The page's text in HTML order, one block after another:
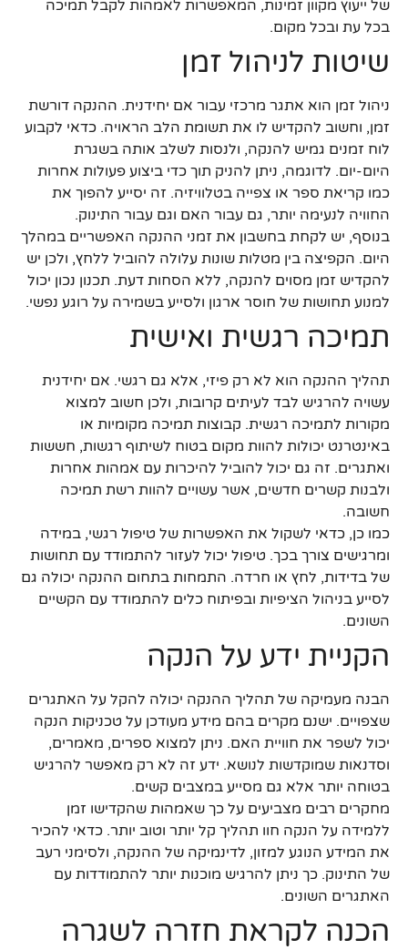
של ייעוץ מקוון זמינות, המאפשרות לאמהות לקבל תמיכה
בכל עת ובכל מקום.
שיטות לניהול זמן
ניהול זמן הוא אתגר מרכזי עבור אם יחידנית. ההנקה דורשת
זמן, וחשוב להקדיש לו את תשומת הלב הראויה. כדאי לקבוע
לוח זמנים גמיש להנקה, ולנסות לשלב אותה בשגרת
היום-יום. לדוגמה, ניתן להניק תוך כדי ביצוע פעולות אחרות
כמו קריאת ספר או צפייה בטלוויזיה. זה יסייע להפוך את
החוויה לנעימה יותר, גם עבור האם וגם עבור התינוק.
בנוסף, יש לקחת בחשבון את זמני ההנקה האפשריים במהלך
היום. הקפיצה בין מטלות שונות עלולה להוביל ללחץ, ולכן יש
להקדיש זמן מסוים להנקה, ללא הסחות דעת. תכנון נכון יכול
למנוע תחושות של חוסר ארגון ולסייע בשמירה על רוגע נפשי.
תמיכה רגשית ואישית
תהליך ההנקה הוא לא רק פיזי, אלא גם רגשי. אם יחידנית
עשויה להרגיש לבד לעיתים קרובות, ולכן חשוב למצוא
מקורות לתמיכה רגשית. קבוצות תמיכה מקומיות או
באינטרנט יכולות להוות מקום בטוח לשיתוף רגשות, חששות
ואתגרים. זה גם יכול להוביל להיכרות עם אמהות אחרות
ולבנות קשרים חדשים, אשר עשויים להוות רשת תמיכה
חשובה.
כמו כן, כדאי לשקול את האפשרות של טיפול רגשי, במידה
ומרגישים צורך בכך. טיפול יכול לעזור להתמודד עם תחושות
של בדידות, לחץ או חרדה. התמחות בתחום ההנקה יכולה גם
לסייע בניהול הציפיות ובפיתוח כלים להתמודד עם הקשיים
השונים.
הקניית ידע על הנקה
הבנה מעמיקה של תהליך ההנקה יכולה להקל על האתגרים
שצפויים. ישנם מקרים בהם מידע מעודכן על טכניקות הנקה
יכול לשפר את חוויית האם. ניתן למצוא ספרים, מאמרים,
וסדנאות שמוקדשות לנושא. ידע זה לא רק מאפשר להרגיש
בטוחה יותר אלא גם מסייע במצבים קשים.
מחקרים רבים מצביעים על כך שאמהות שהקדישו זמן
ללמידה על הנקה חוו תהליך קל יותר וטוב יותר. כדאי להכיר
את המידע הנוגע למזון, לדינמיקה של ההנקה, ולסימני רעב
של התינוק. כך ניתן להרגיש מוכנות יותר להתמודדות עם
האתגרים השונים.
הכנה לקראת חזרה לשגרה